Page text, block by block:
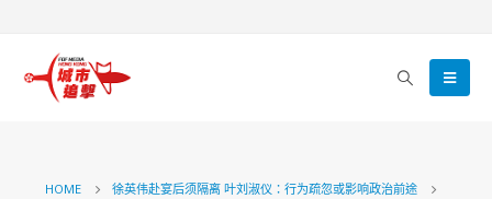
HOME
徐英伟赴宴后须隔离 叶刘淑仪：行为疏忽或影响政治前途